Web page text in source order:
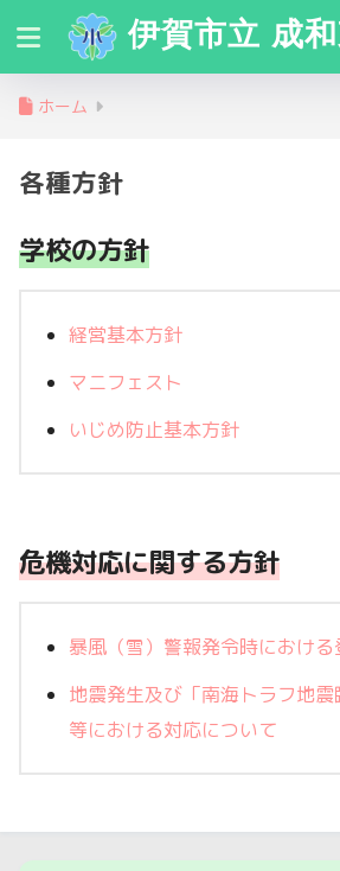
伊賀市立 成
ホーム
各種方針
学校の方針
経営基本方針
マニフェスト
いじめ防止基本方針
危機対応に関する方針
暴風（雪）警報発令時におけ
地震発生及び「南海トラフ地
等における対応について